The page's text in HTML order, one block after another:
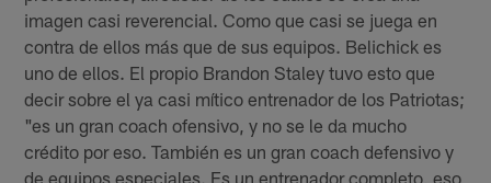
imagen casi reverencial. Como que casi se juega en
contra de ellos más que de sus equipos. Belichick es
uno de ellos. El propio Brandon Staley tuvo esto que
decir sobre el ya casi mítico entrenador de los Patriotas;
"es un gran coach ofensivo, y no se le da mucho
crédito por eso. También es un gran coach defensivo y
de equipos especiales. Es un entrenador completo, eso